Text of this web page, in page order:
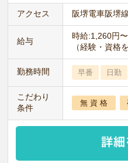
アクセス 阪堺電車阪堺
給与
時給:1,260円
（経験・資格
勤務時間 早番 日勤
こだわり
条件
無 資 格